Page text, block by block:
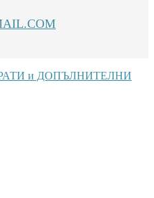
и ДОПЪЛНИТЕЛНИ